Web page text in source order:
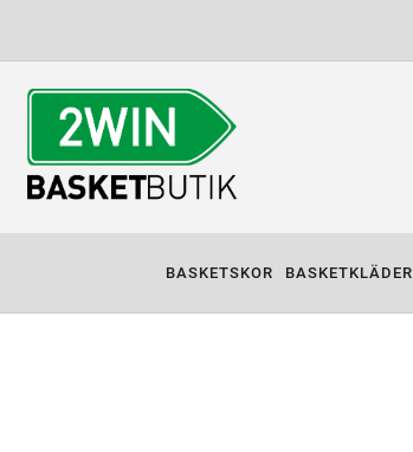
BASKETSKOR BASKETKLÄDER